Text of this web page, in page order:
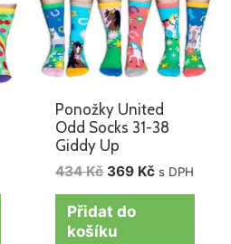
Ponožky United
Odd Socks 31-38
Giddy Up
434Kč 369 Kč s DPH
Přidat do
košíku